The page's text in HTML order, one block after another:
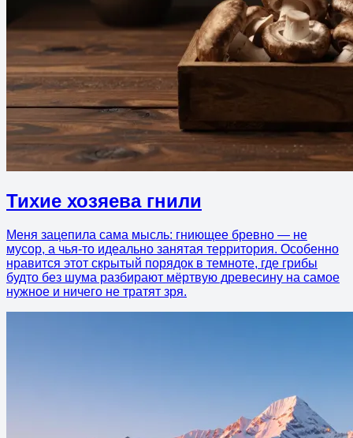
Тихие хозяева гнили
Меня зацепила сама мысль: гниющее бревно — не
мусор, а чья-то идеально занятая территория. Особенно
нравится этот скрытый порядок в темноте, где грибы
будто без шума разбирают мёртвую древесину на самое
нужное и ничего не тратят зря.